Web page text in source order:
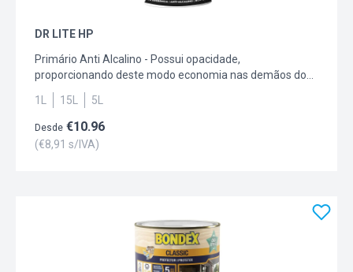
DR LITE HP
Primário Anti Alcalino - Possui opacidade,
proporcionando deste modo economia nas demãos do
acabamento a usar, nomeadamente em substratos
absorventes do tipo estuque em interiores, assim como
sob reboco em interiores ou exteriores. Tem também
dupla função de isolar e selar os materiais propensos a
degradação.
1L 15L 5L
Desde €10.96
(€8,91 s/IVA)